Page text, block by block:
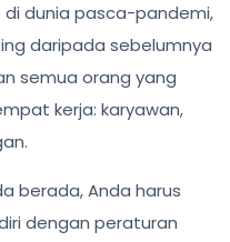
dunia pasca-pandemi,
daripada sebelumnya
semua orang yang
kerja: karyawan,
berada, Anda harus
dengan peraturan